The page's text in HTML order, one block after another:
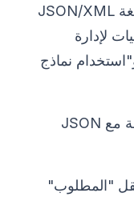
أضافت وظيفة "التوليد التلقائي" للصيغة JSON/XML
لإدارة
نماذج
تمت إضافة مفتاح جديد لتكون متوافقة مع JSON
"المطلوب"